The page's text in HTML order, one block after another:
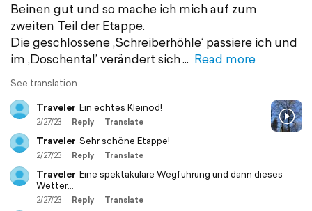
Beinen gut und so mache ich mich auf zum
zweiten Teil der Etappe.
Die geschlossene ,Schreiberhöhle‘ passiere ich und
im ‚Doschental’ verändert sich
Read more
See translation
Traveler Ein echtes Kleinod!
2/27/23 Reply Translate
Traveler Sehr schöne Etappe!
2/27/23 Reply Translate
Traveler Eine spektakuläre Wegführung und dann dieses
Wetter...
2/27/23 Reply Translate